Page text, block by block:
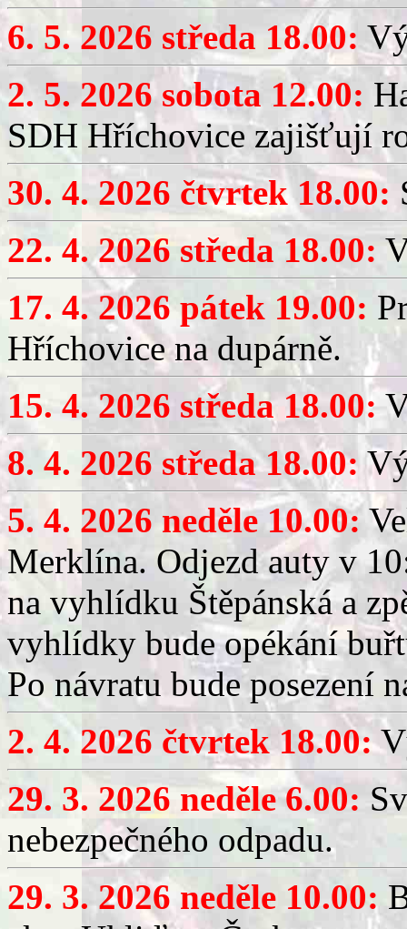
6. 5. 2026 středa 18.00:
2. 5. 2026 sobota 12.00:
SDH Hříchovice zajišťují
30. 4. 2026 čtvrtek 18.00:
22. 4. 2026 středa 18.00:
17. 4. 2026 pátek 19.00:
Hříchovice na dupárně.
15. 4. 2026 středa 18.00:
8. 4. 2026 středa 18.00:
5. 4. 2026 neděle 10.00:
Merklína. Odjezd auty v
na vyhlídku Štěpánská a
vyhlídky bude opékání
Po návratu bude posezení
2. 4. 2026 čtvrtek 18.00:
29. 3. 2026 neděle 6.00:
nebezpečného odpadu.
29. 3. 2026 neděle 10.00: